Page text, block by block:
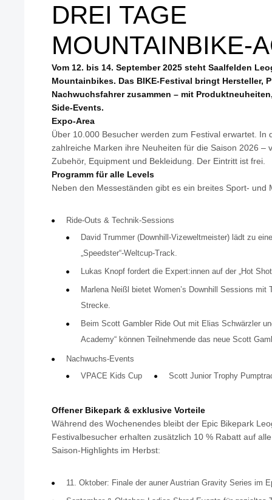
DREI TAGE
MOUNTAINBIKE-
Vom 12. bis 14. September 2025 steht Saalfelden
Mountainbikes. Das BIKE-Festival bringt Hersteller,
Nachwuchsfahrer zusammen – mit
Side-Events.
Expo-Area
Über 10.000 Besucher werden zum Festival erwartet. In
zahlreiche Marken ihre Neuheiten für die Saison 2026 –
Zubehör, Equipment und Bekleidung. Der Eintritt ist frei.
Programm für alle Levels
Neben den Messeständen gibt es ein breites Sport- und
Ride-Outs & Technik-Sessions
David Trummer (Downhill-Vizeweltmeister) lädt zu
„Speedster“-Weltcup-Track.
Lukas Knopf fordert die Expert:innen auf der „Hot
Marlena Neißl bietet Women’s Downhill Sessions mit
Strecke.
Beim Scott Gambler Ride Out mit Elias Schwärzler
Academy“ können Teilnehmende das neue Scott
Nachwuchs-Events
VPACE Kids Cup
Scott Junior Trophy
Offener Bikepark & exklusive Vorteile
Während des Wochenendes bleibt der Epic Bikepark
Festivalbesucher erhalten zusätzlich 10 % Rabatt auf
Saison-Highlights im Herbst:
11. Oktober: Finale der auner Austrian Gravity Series im